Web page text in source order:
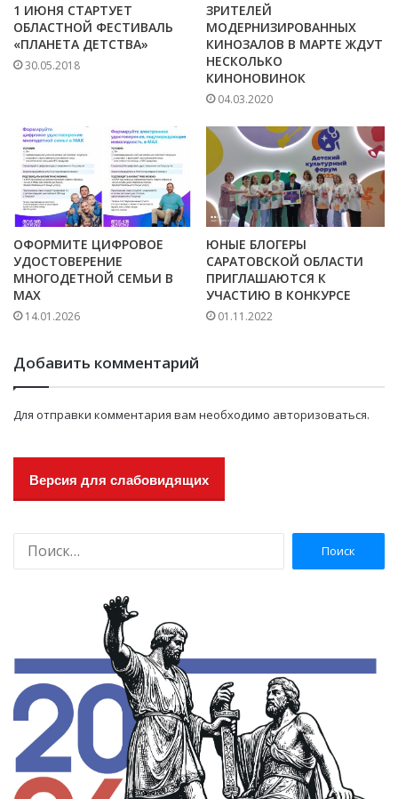
1 ИЮНЯ СТАРТУЕТ
ОБЛАСТНОЙ ФЕСТИВАЛЬ
«ПЛАНЕТА ДЕТСТВА»
30.05.2018
ЗРИТЕЛЕЙ
МОДЕРНИЗИРОВАННЫХ
КИНОЗАЛОВ В МАРТЕ ЖДУТ
НЕСКОЛЬКО
КИНОНОВИНОК
04.03.2020
ОФОРМИТЕ ЦИФРОВОЕ
УДОСТОВЕРЕНИЕ
МНОГОДЕТНОЙ СЕМЬИ В
MAX
14.01.2026
ЮНЫЕ БЛОГЕРЫ
САРАТОВСКОЙ ОБЛАСТИ
ПРИГЛАШАЮТСЯ К
УЧАСТИЮ В КОНКУРСЕ
01.11.2022
Добавить комментарий
Для отправки комментария вам необходимо авторизоваться.
Версия для слабовидящих